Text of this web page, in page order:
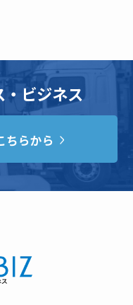
・ビジネス
ちらから